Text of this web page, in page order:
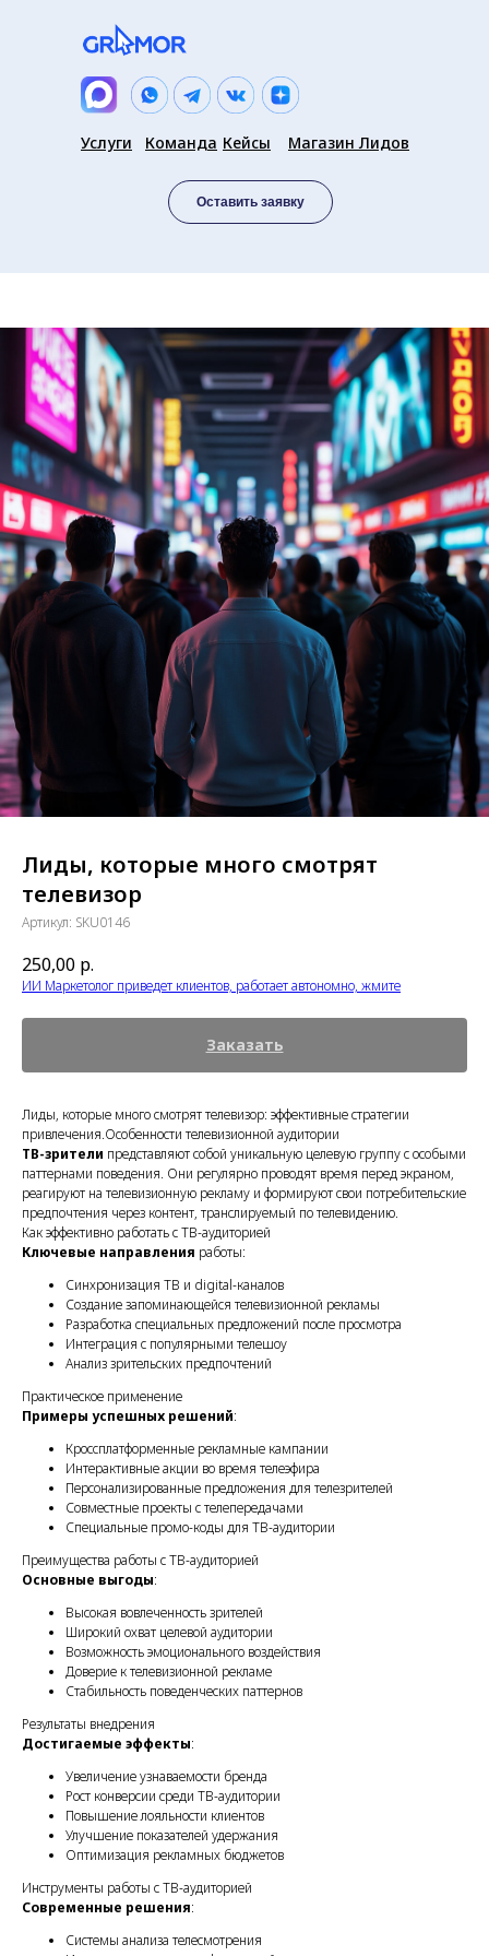
Оставить заявку
Услуги Кейсы Магазин Лидов
Команда
Лиды, которые много смотрят
телевизор
Артикул: SKU0146
250,00 р.
ИИ Маркетолог приведет клиентов, работает автономно, жмите
Заказать
Лиды, которые много смотрят телевизор: эффективные стратегии
привлечения.Особенности телевизионной аудитории
ТВ-зрители представляют собой уникальную целевую группу с особыми
паттернами поведения. Они регулярно проводят время перед экраном,
реагируют на телевизионную рекламу и формируют свои потребительские
предпочтения через контент, транслируемый по телевидению.
Как эффективно работать с ТВ-аудиторией
Ключевые направления работы:
Синхронизация ТВ и digital-каналов
Создание запоминающейся телевизионной рекламы
Разработка специальных предложений после просмотра
Интеграция с популярными телешоу
Анализ зрительских предпочтений
Практическое применение
Примеры успешных решений:
Кроссплатформенные рекламные кампании
Интерактивные акции во время телеэфира
Персонализированные предложения для телезрителей
Совместные проекты с телепередачами
Специальные промо-коды для ТВ-аудитории
Преимущества работы с ТВ-аудиторией
Основные выгоды:
Высокая вовлеченность зрителей
Широкий охват целевой аудитории
Возможность эмоционального воздействия
Доверие к телевизионной рекламе
Стабильность поведенческих паттернов
Результаты внедрения
Достигаемые эффекты:
Увеличение узнаваемости бренда
Рост конверсии среди ТВ-аудитории
Повышение лояльности клиентов
Улучшение показателей удержания
Оптимизация рекламных бюджетов
Инструменты работы с ТВ-аудиторией
Современные решения:
Системы анализа телесмотрения